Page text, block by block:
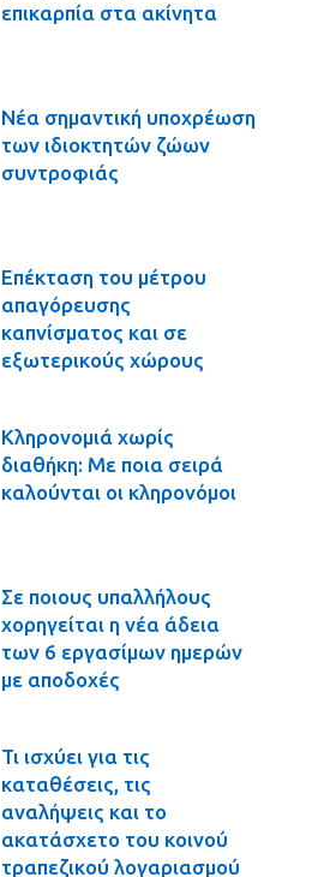
επικαρπία στα ακίνητα
Νέα σημαντική υποχρέωση
των ιδιοκτητών ζώων
συντροφιάς
Επέκταση του μέτρου
απαγόρευσης
καπνίσματος και σε
εξωτερικούς χώρους
Κληρονομιά χωρίς
διαθήκη: Με ποια σειρά
καλούνται οι κληρονόμοι
Σε ποιους υπαλλήλους
χορηγείται η νέα άδεια
των 6 εργασίμων ημερών
με αποδοχές
Τι ισχύει για τις
καταθέσεις, τις
αναλήψεις και το
ακατάσχετο του κοινού
τραπεζικού λογαριασμού